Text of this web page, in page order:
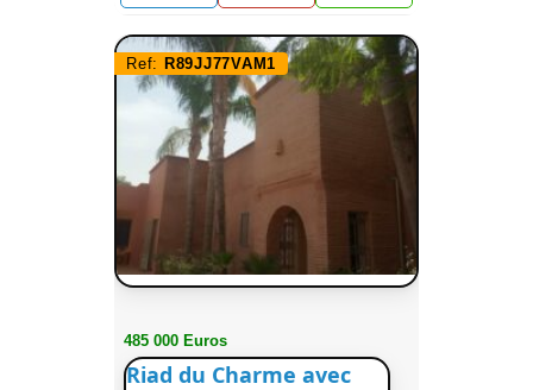
Ref: R89JJ77VAM1
485 000 Euros
Riad du Charme avec